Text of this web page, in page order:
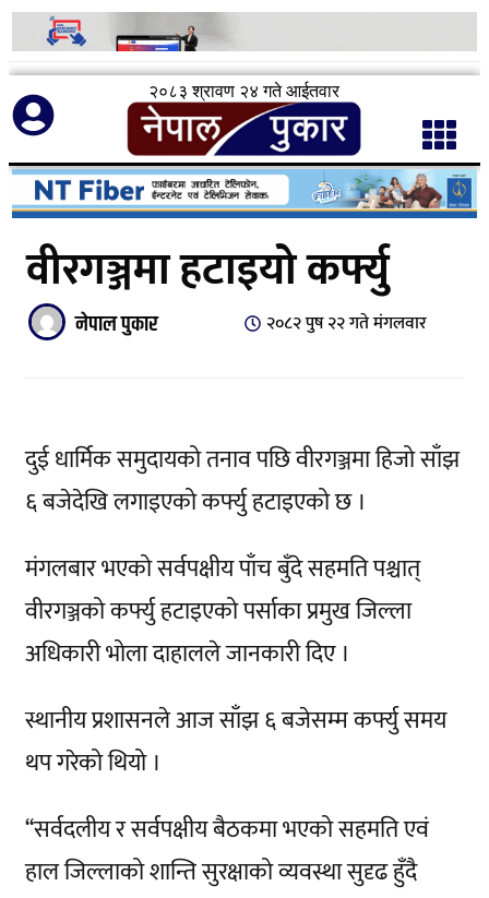
२०८३ श्रावण २४ गते आईतवार
वीरगञ्जमा हटाइयो कर्फ्यु
नेपाल पुकार २०८२ पुष २२ गते मंगलवार
दुई धार्मिक समुदायको तनाव पछि वीरगञ्जमा हिजो साँझ
६ बजेदेखि लगाइएको कर्फ्यु हटाइएको छ ।
मंगलबार भएको सर्वपक्षीय पाँच बुँदे सहमति पश्चात्
वीरगञ्जको कर्फ्यु हटाइएको पर्साका प्रमुख जिल्ला
अधिकारी भोला दाहालले जानकारी दिए ।
स्थानीय प्रशासनले आज साँझ ६ बजेसम्म कर्फ्यु समय
थप गरेको थियो ।
‘‘सर्वदलीय र सर्वपक्षीय बैठकमा भएको सहमति एवं
हाल जिल्लाको शान्ति सुरक्षाको व्यवस्था सुदृढ हुँदै